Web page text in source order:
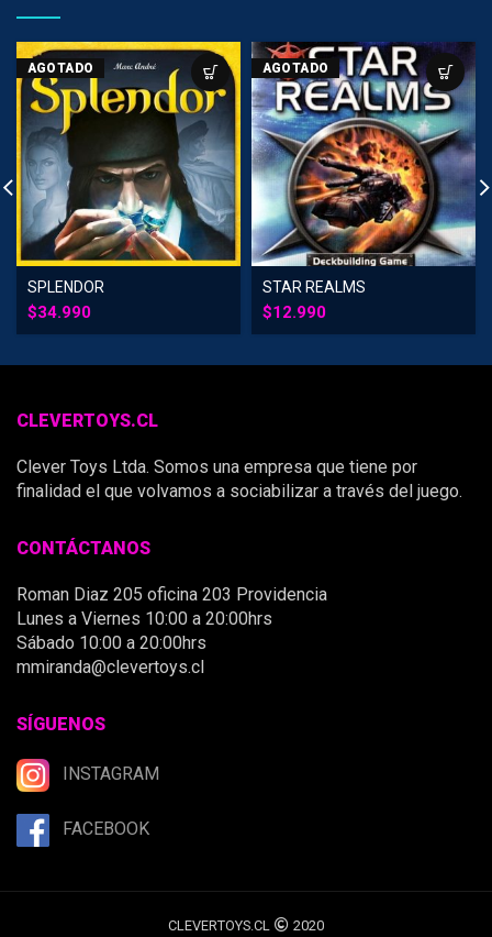
AGOTADO
SPLENDOR
$34.990
AGOTADO
STAR REALMS
$12.990
CLEVERTOYS.CL
Clever Toys Ltda. Somos una empresa que tiene por
finalidad el que volvamos a sociabilizar a través del juego.
CONTÁCTANOS
Roman Diaz 205 oficina 203 Providencia
Lunes a Viernes 10:00 a 20:00hrs
Sábado 10:00 a 20:00hrs
mmiranda@clevertoys.cl
SÍGUENOS
INSTAGRAM
FACEBOOK
CLEVERTOYS.CL 2020